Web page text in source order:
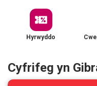
Hyrwyddo
Cyfrifeg yn